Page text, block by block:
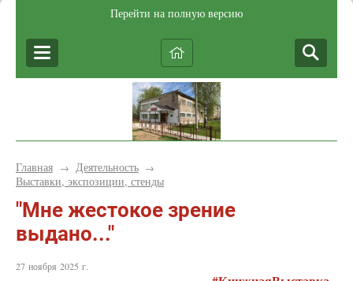
Перейти на полную версию
Главная → Деятельность →
Выставки, экспозиции, стенды
"Мне жестокое зрение
выдано..."
27 ноября 2025 г.